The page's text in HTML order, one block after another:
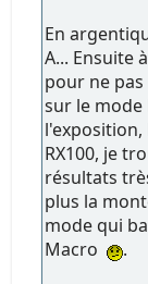
En
A... Ensuite
pour ne
sur le mode
l'exposition,
RX100, je
résultats
plus la
mode qui
Macro
.